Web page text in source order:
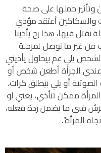
حملها على صحة
والسكاكين أعتقد مؤذي
نقتل فيها، هذا رح يأذينا
من غير ما نوصل لمرحلة
يلي عم بيحاول يأذيني
عندي الجرأة أطعن شخص أو
أو يلي بيطلق كرات،
ممكن تنأذي، يعني لو
فيي ما بضمن ردة فعله،
المرأة”.